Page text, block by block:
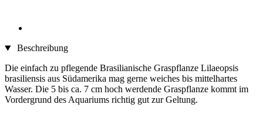
Beschreibung
Die einfach zu pflegende Brasilianische Graspflanze Lilaeopsis
brasiliensis aus Südamerika mag gerne weiches bis mittelhartes
Wasser. Die 5 bis ca. 7 cm hoch werdende Graspflanze kommt im
Vordergrund des Aquariums richtig gut zur Geltung.